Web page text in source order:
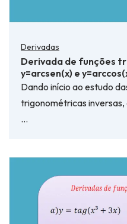
Derivadas
Derivada de funções
y=arcsen(x) e
Dando início ao estudo
trigonométricas
…